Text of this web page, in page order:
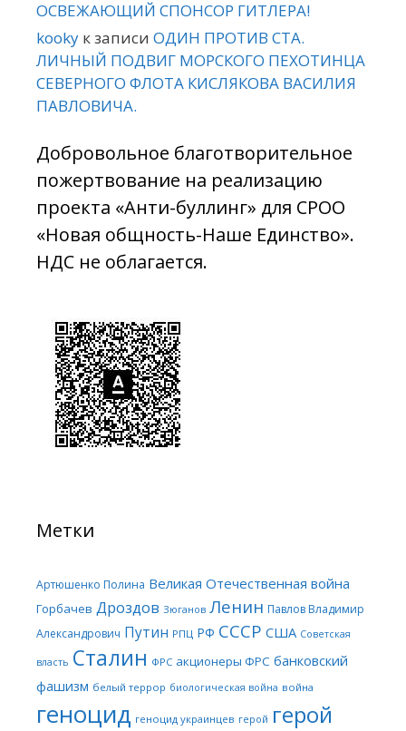
ОСВЕЖАЮЩИЙ СПОНСОР ГИТЛЕРА!
kooky к записи ОДИН ПРОТИВ СТА.
ЛИЧНЫЙ ПОДВИГ МОРСКОГО ПЕХОТИНЦА
СЕВЕРНОГО ФЛОТА КИСЛЯКОВА ВАСИЛИЯ
ПАВЛОВИЧА.
Добровольное благотворительное
пожертвование на реализацию
проекта «Анти-буллинг» для СРОО
«Новая общность-Наше Единство».
НДС не облагается.
Метки
Артюшенко Полина Великая Отечественная война
Горбачев Дроздов Зюганов Ленин Павлов Владимир
Александрович Путин РПЦ РФ СССР США Советская
власть Сталин ФРС акционеры ФРС банковский
фашизм белый террор биологическая война война
геноцид геноцид украинцев герой герой